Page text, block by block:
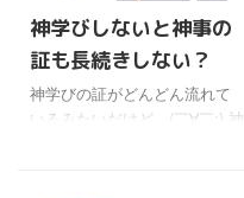
大きな課題になってくる日本
にとっての重大な危機だよ
ね。 それからご当地中部地方
の神霊界の背景についても、
神学びしないと神事の
証も長続きしない？
神学びの証がどんどん流れて
いるみたいだけど。(￣∀￣;) 神